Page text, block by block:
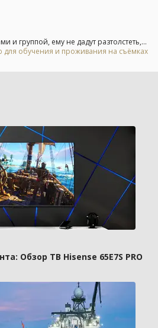
и группой, ему не дадут разтолстеть,...
для обучения и проживания на съёмках
Обзор ТВ Hisense 65E7S PRO